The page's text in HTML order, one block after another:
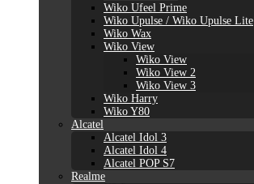
Wiko Ufeel Prime
Wiko Upulse / Wiko Upulse Lite
Wiko Wax
Wiko View
Wiko View
Wiko View 2
Wiko View 3
Wiko Harry
Wiko Y80
Alcatel
Alcatel Idol 3
Alcatel Idol 4
Alcatel POP S7
Realme